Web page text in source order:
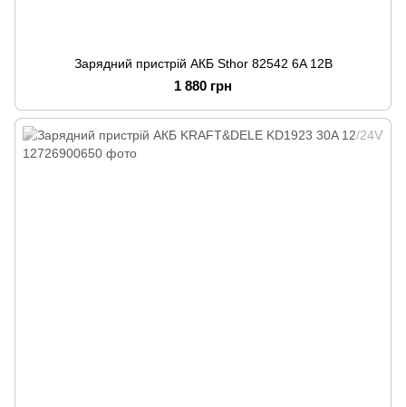
Зарядний пристрій АКБ Sthor 82542 6A 12В
1 880 грн